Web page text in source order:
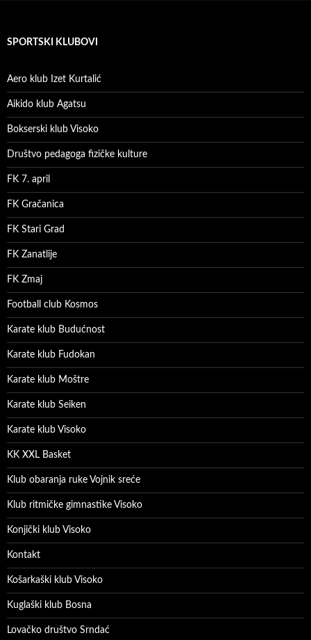
SPORTSKI KLUBOVI
Aero klub Izet Kurtalić
Aikido klub Agatsu
Bokserski klub Visoko
Društvo pedagoga fizičke kulture
FK 7. april
FK Gračanica
FK Stari Grad
FK Zanatlije
FK Zmaj
Football club Kosmos
Karate klub Budućnost
Karate klub Fudokan
Karate klub Moštre
Karate klub Seiken
Karate klub Visoko
KK XXL Basket
Klub obaranja ruke Vojnik sreće
Klub ritmičke gimnastike Visoko
Konjički klub Visoko
Kontakt
Košarkaški klub Visoko
Kuglaški klub Bosna
Lovačko društvo Srndać